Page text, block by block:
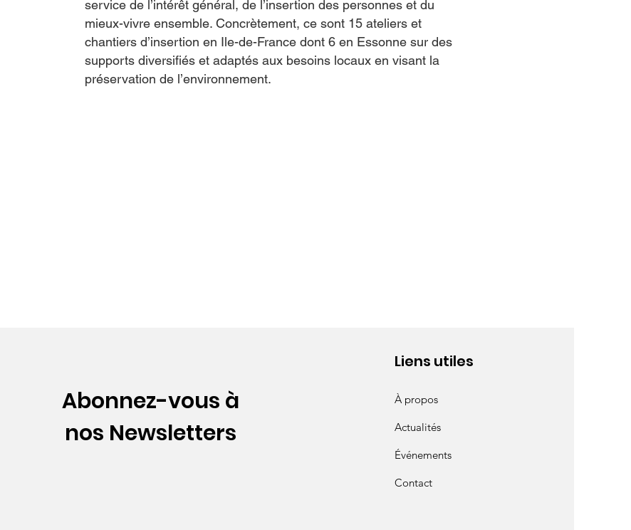
service de l’intérêt général, de l’insertion des personnes et du
mieux-vivre ensemble. Concrètement, ce sont 15 ateliers et
chantiers d’insertion en Ile-de-France dont 6 en Essonne sur des
supports diversifiés et adaptés aux besoins locaux en visant la
préservation de l’environnement.
Abonnez-vous à
nos Newsletters
Liens utiles
À propos
Actualités
Événements
Contact